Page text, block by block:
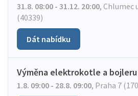
31.8. 08:00 - 31.12. 20:00, Chlumec
(40339)
Dát nabídku
Výměna elektrokotle a bojleru
1.8. 09:00 - 28.8. 09:00, Praha 7